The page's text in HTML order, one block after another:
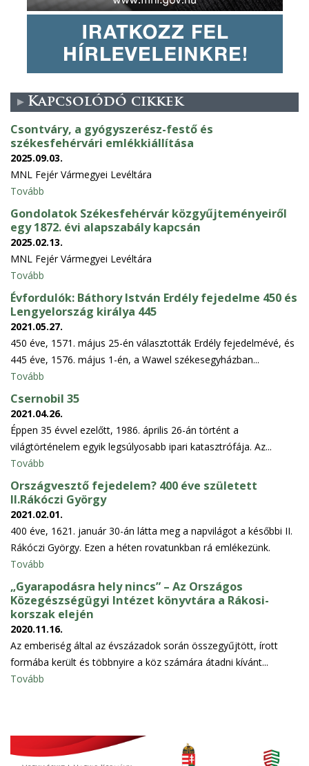
Kapcsolódó cikkek
Csontváry, a gyógyszerész-festő és
székesfehérvári emlékkiállítása
2025.09.03.
MNL Fejér Vármegyei Levéltára
Tovább
Gondolatok Székesfehérvár közgyűjteményeiről
egy 1872. évi alapszabály kapcsán
2025.02.13.
MNL Fejér Vármegyei Levéltára
Tovább
Évfordulók: Báthory István Erdély fejedelme 450 és
Lengyelország királya 445
2021.05.27.
450 éve, 1571. május 25-én választották Erdély fejedelmévé, és
445 éve, 1576. május 1-én, a Wawel székesegyházban...
Tovább
Csernobil 35
2021.04.26.
Éppen 35 évvel ezelőtt, 1986. április 26-án történt a
világtörténelem egyik legsúlyosabb ipari katasztrófája. Az...
Tovább
Országvesztő fejedelem? 400 éve született
II.Rákóczi György
2021.02.01.
400 éve, 1621. január 30-án látta meg a napvilágot a későbbi II.
Rákóczi György. Ezen a héten rovatunkban rá emlékezünk.
Tovább
„Gyarapodásra hely nincs” – Az Országos
Közegészségügyi Intézet könyvtára a Rákosi-
korszak elején
2020.11.16.
Az emberiség által az évszázadok során összegyűjtött, írott
formába került és többnyire a köz számára átadni kívánt...
Tovább